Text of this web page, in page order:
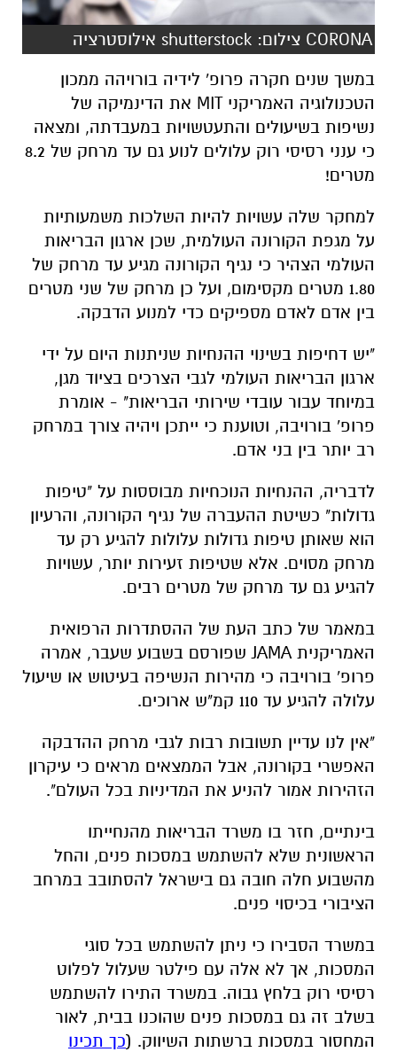
CORONA צילום: shutterstock אילוסטרציה
במשך שנים חקרה פרופ' לידיה בורויהה ממכון
הטכנולוגיה האמריקני MIT את הדינמיקה של
נשיפות בשיעולים והתעטשויות במעבדתה, ומצאה
כי ענני רסיסי רוק עלולים לנוע גם עד מרחק של 8.2
מטרים!
למחקר שלה עשויות להיות השלכות משמעותיות
על מגפת הקורונה העולמית, שכן ארגון הבריאות
העולמי הצהיר כי נגיף הקורונה מגיע עד מרחק של
1.80 מטרים מקסימום, ועל כן מרחק של שני מטרים
בין אדם לאדם מספיקים כדי למנוע הדבקה.
"יש דחיפות בשינוי ההנחיות שניתנות היום על ידי
ארגון הבריאות העולמי לגבי הצרכים בציוד מגן,
במיוחד עבור עובדי שירותי הבריאות" - אומרת
פרופ' בורויבה, וטוענת כי ייתכן ויהיה צורך במרחק
רב יותר בין בני אדם.
לדבריה, ההנחיות הנוכחיות מבוססות על "טיפות
גדולות" כשיטת ההעברה של נגיף הקורונה, והרעיון
הוא שאותן טיפות גדולות עלולות להגיע רק עד
מרחק מסוים. אלא שטיפות זעירות יותר, עשויות
להגיע גם עד מרחק של מטרים רבים.
במאמר של כתב העת של ההסתדרות הרפואית
האמריקנית
שפורסם בשבוע שעבר, אמרה
פרופ' בורויבה כי מהירות הנשיפה בעיטוש או שיעול
עלולה להגיע עד 110 קמ"ש ארוכים.
"אין לנו עדיין תשובות רבות לגבי מרחק ההדבקה
האפשרי בקורונה, אבל הממצאים מראים כי עיקרון
הזהירות אמור להניע את המדיניות בכל העולם".
בינתיים, חזר בו משרד הבריאות מהנחייתו
הראשונית שלא להשתמש במסכות פנים, והחל
מהשבוע חלה חובה גם בישראל להסתובב במרחב
הציבורי בכיסוי פנים.
במשרד הסבירו כי ניתן להשתמש בכל סוגי
המסכות, אך לא אלה עם פילטר שעלול לפלוט
רסיסי רוק בלחץ גבוה. במשרד התירו להשתמש
בשלב זה גם במסכות פנים שהוכנו בבית, לאור
המחסור במסכות ברשתות השיווק. (כך תכינו